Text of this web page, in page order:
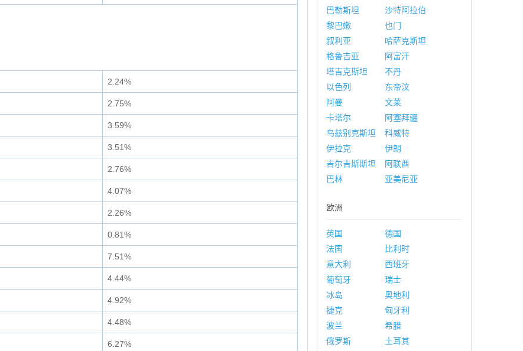
2.24%
2.75%
3.59%
3.51%
2.76%
4.07%
2.26%
0.81%
7.51%
4.44%
4.92%
4.48%
6.27%
巴勒斯坦
沙特阿拉伯
黎巴嫩
也门
叙利亚
哈萨克斯坦
格鲁吉亚
阿富汗
塔吉克斯坦
不丹
以色列
东帝汶
阿曼
文莱
卡塔尔
阿塞拜疆
乌兹别克斯坦
科威特
伊拉克
伊朗
吉尔吉斯斯坦
阿联酋
巴林
亚美尼亚
欧洲
英国
德国
法国
比利时
意大利
西班牙
葡萄牙
瑞士
冰岛
奥地利
捷克
匈牙利
波兰
希腊
俄罗斯
土耳其